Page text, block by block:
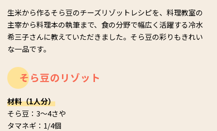
生米から作るそら豆のチーズリゾットレシピを、料理教室の
主宰から料理本の執筆まで、食の分野で幅広く活躍する冷水
希三子さんに教えていただきました。そら豆の彩りもきれい
な一品です。
そら豆のリゾット
材料（1人分）
そら豆：3～4さや
タマネギ：1/4個